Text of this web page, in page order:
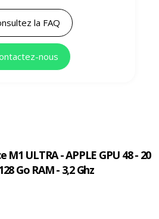
la FAQ
nous
M1 ULTRA - APPLE GPU 48 - 20
Go RAM - 3,2 Ghz